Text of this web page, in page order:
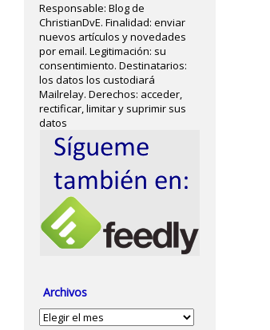
Responsable: Blog de
ChristianDvE. Finalidad: enviar
nuevos artículos y novedades
por email. Legitimación: su
consentimiento. Destinatarios:
los datos los custodiará
Mailrelay. Derechos: acceder,
rectificar, limitar y suprimir sus
datos
Archivos
Archivos